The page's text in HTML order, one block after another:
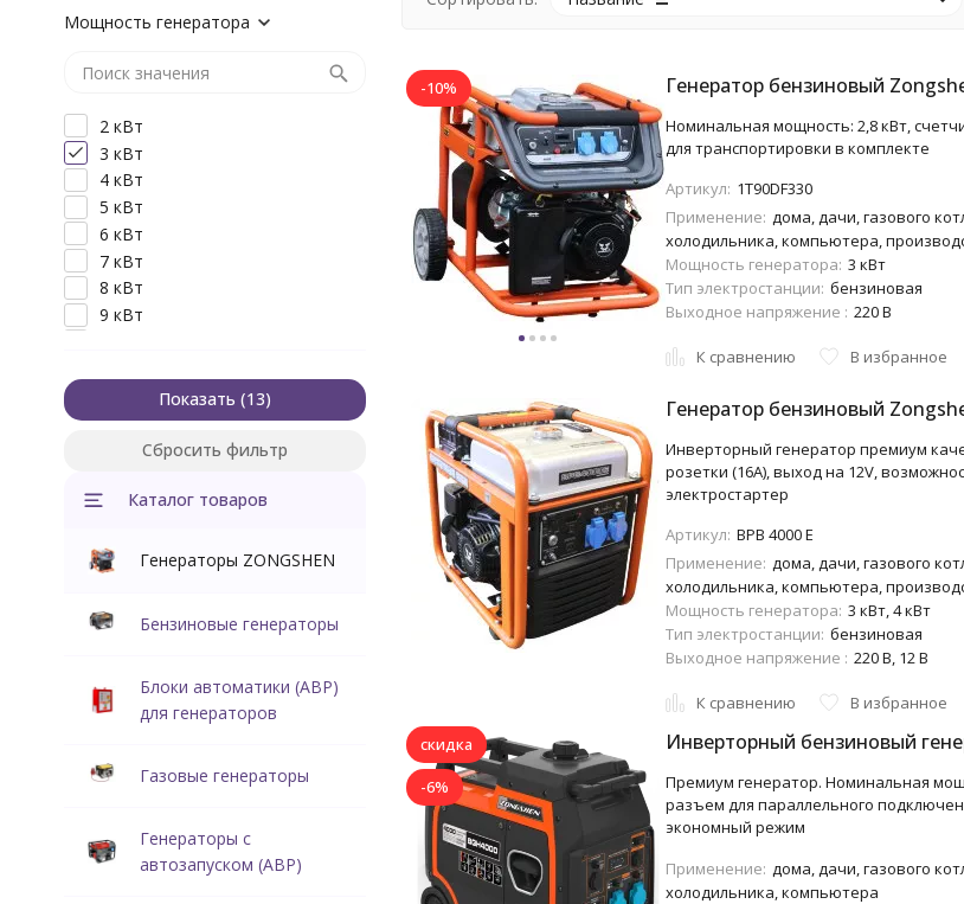
-10% Генератор бензиновый
Номинальная мощность: 2,8 кВт,
для транспортировки в комплекте
Артикул: 1T90DF330
Применение: дома, дачи, газового
холодильника, компьютера,
Мощность генератора: 3 кВт
Тип электростанции: бензиновая
Выходное напряжение : 220 В
К сравнению В избранное
Генератор бензиновый
Инверторный генератор премиум
розетки (16A), выход на 12V,
электростартер
Артикул: BPB 4000 E
Применение: дома, дачи, газового
холодильника, компьютера,
Мощность генератора: 3 кВт, 4 кВт
Тип электростанции: бензиновая
Выходное напряжение : 220 В, 12 В
К сравнению В избранное
скидка
-6%
Инверторный бензиновый
Премиум генератор. Номинальная
разъем для параллельного
экономный режим
Применение: дома, дачи, газового
холодильника, компьютера
Мощность генератора
2 кВт
3 кВт
4 кВт
5 кВт
6 кВт
7 кВт
8 кВт
9 кВт
17 кВт
Показать
Сбросить фильтр
Каталог товаров
Генераторы ZONGSHEN
Бензиновые генераторы
Блоки автоматики (АВР)
для генераторов
Газовые генераторы
Генераторы с
автозапуском (АВР)